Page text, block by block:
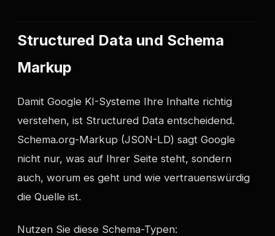
Structured Data und Schema
Markup
Damit Google KI-Systeme Ihre Inhalte richtig
verstehen, ist Structured Data entscheidend.
Schema.org-Markup (JSON-LD) sagt Google
nicht nur, was auf Ihrer Seite steht, sondern
auch, worum es geht und wie vertrauenswürdig
die Quelle ist.
Nutzen Sie diese Schema-Typen: